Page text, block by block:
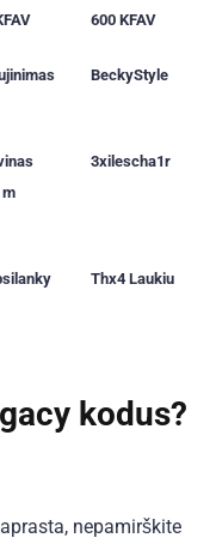
600 KFAV
BeckyStyle
m
3xilescha1r
Thx4 Laukiu
kodus?
nepamirškite